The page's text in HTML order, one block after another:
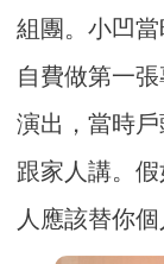
組團。小凹
自費做第一
演出，當時
跟家人講。
人應該替你個